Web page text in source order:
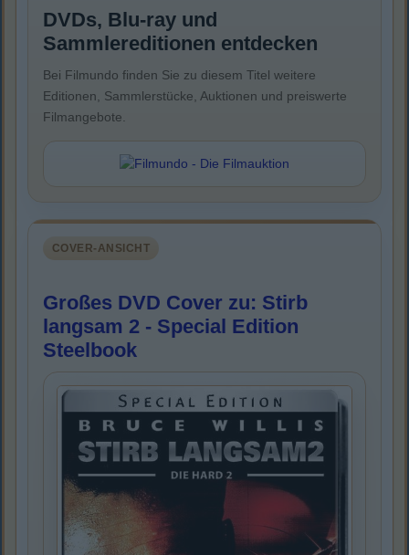
DVDs, Blu-ray und
Sammlereditionen entdecken
Bei Filmundo finden Sie zu diesem Titel weitere
Editionen, Sammlerstücke, Auktionen und preiswerte
Filmangebote.
COVER-ANSICHT
Großes DVD Cover zu: Stirb
langsam 2 - Special Edition
Steelbook